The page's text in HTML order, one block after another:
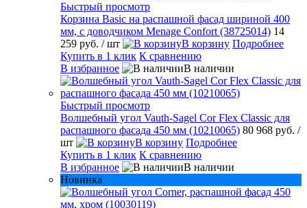
Быстрый просмотр
Корзина Basic на распашной фасад шириной 400
мм, с доводчиком Menage Confort (38725014) 14
259 руб. / шт В корзину Подробнее
Купить в 1 клик К сравнению
В избранное
В наличии
Быстрый просмотр
Волшебный угол Vauth-Sagel Cor Flex Classic для
распашного фасада 450 мм (10210065) 80 968 руб. /
шт
В корзину Подробнее
Купить в 1 клик К сравнению
В избранное
В наличии
Новинка